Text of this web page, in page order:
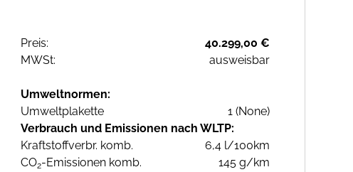
Preis:
40.299,00 €
MWSt:
ausweisbar
Umweltnormen:
Umweltplakette
1 (None)
Verbrauch und Emissionen nach WLTP:
Kraftstoffverbr. komb.
6,4 l/100km
CO2-Emissionen komb.
145 g/km